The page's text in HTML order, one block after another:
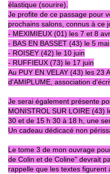
élastique (sourire).
Je profite de ce passage pour
prochains salons, connus à ce
- MEXIMIEUX (01) les 7 et 8
- BAS EN BASSET (43) le 5 mai
- ROISEY (42) le 10 juin
- RUFFIEUX (73) le 17 juin
Au PUY EN VELAY (43) les 23
d'AMIPLUME, association
Je serai également présente
MONISTROL SUR LOIRE (43)
30 et de 15 h 30 à 18 h, une
Un cadeau dédicacé non
Le tome 3 de mon ouvrage
de Colin et de Coline" devrait
rappelle que les textes figurent